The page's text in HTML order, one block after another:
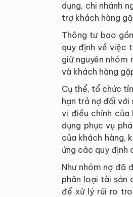
dụng, chi nhánh
trợ khách hàng
Thông tư bao
quy định về việc
giữ nguyên
và khách hàng
Cụ thể, tổ chức
hạn trả nợ đối
vi điều chỉnh của
dụng phục vụ
của khách hàng,
ứng các quy định
Như nhóm nợ đã
phân loại tài sản
để xử lý rủi ro